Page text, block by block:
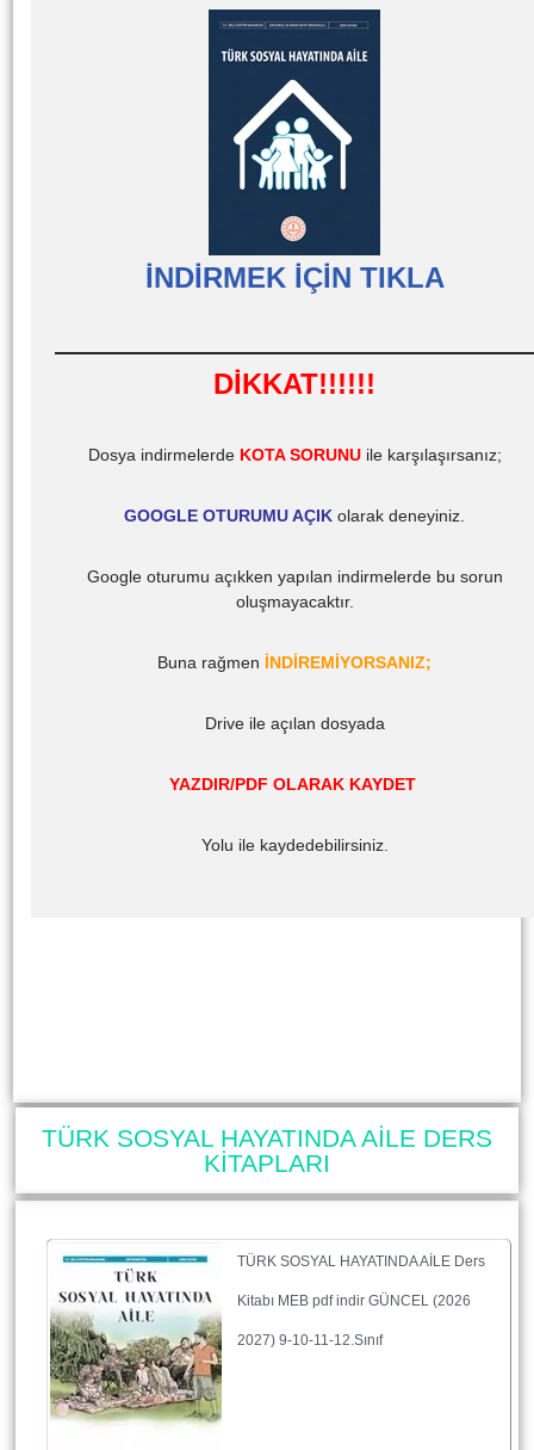
İNDİRMEK İÇİN TIKLA
DİKKAT!!!!!!
Dosya indirmelerde KOTA SORUNUile karşılaşırsanız;
GOOGLE OTURUMU AÇIK olarak deneyiniz.
Google oturumu açıkken yapılan indirmelerde bu sorun
oluşmayacaktır.
Buna rağmen İNDİREMİYORSANIZ;
Drive ile açılan dosyada
YAZDIR/PDF OLARAK KAYDET
Yolu ile kaydedebilirsiniz.
TÜRK SOSYAL HAYATINDA AİLE DERS
KİTAPLARI
TÜRK SOSYAL HAYATINDA AİLE Ders
Kitabı MEB pdf indir GÜNCEL (2026
2027) 9-10-11-12.Sınıf